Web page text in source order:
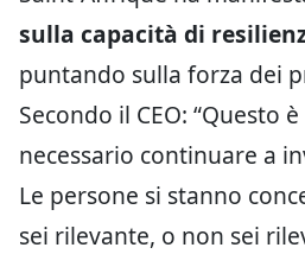
sulla capacità di
puntando sulla forza dei
Secondo il CEO: “Questo
necessario continuare a
Le persone si stanno
sei rilevante, o non sei